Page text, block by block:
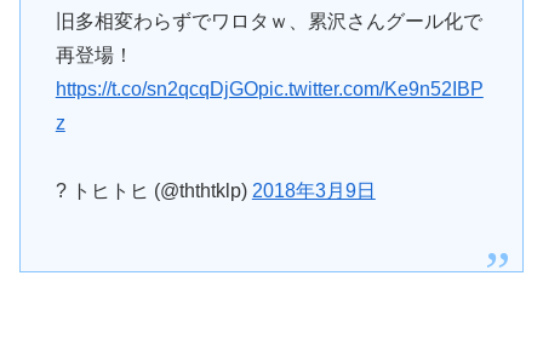
旧多相変わらずでワロタｗ、累沢さんグール化で
再登場！
https://t.co/sn2qcqDjGOpic.twitter.com/Ke9n52IBP
z
? トヒトヒ (@ththtklp) 2018年3月9日